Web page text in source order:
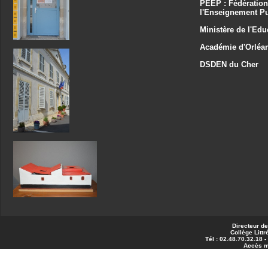
PEEP :
l'Enseignement
Ministère de
Académie
DSDEN du Cher
Directeur
Collège
Tél : 02.48.70.32.18
Accès